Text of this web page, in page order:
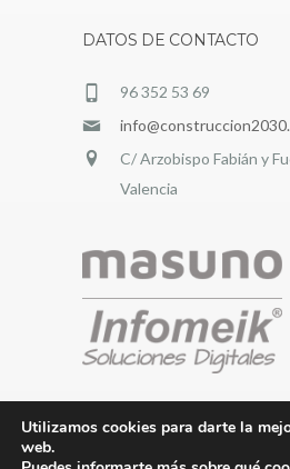
DATOS DE CONTACTO
96 352 53 69
C/ Arzobispo Fabián y
Valencia
Utilizamos cookies para darte la
web.